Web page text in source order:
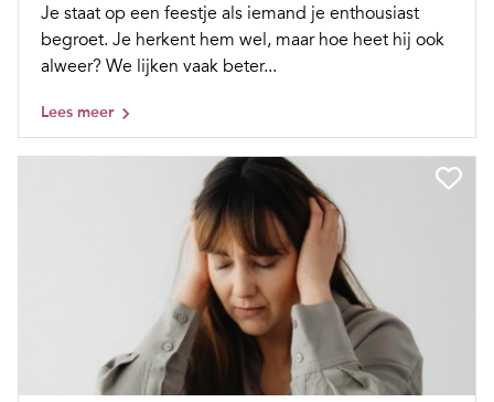
Je staat op een feestje als iemand je enthousiast
begroet. Je herkent hem wel, maar hoe heet hij ook
alweer? We lijken vaak beter...
Lees meer